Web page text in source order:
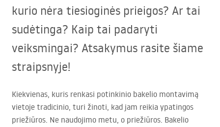
kurio nėra tiesioginės prieigos? Ar tai
sudėtinga? Kaip tai padaryti
veiksmingai? Atsakymus rasite šiame
straipsnyje!
Kiekvienas, kuris renkasi potinkinio bakelio montavimą
vietoje tradicinio, turi žinoti, kad jam reikia ypatingos
priežiūros. Ne naudojimo metu, o priežiūros. Bakelio